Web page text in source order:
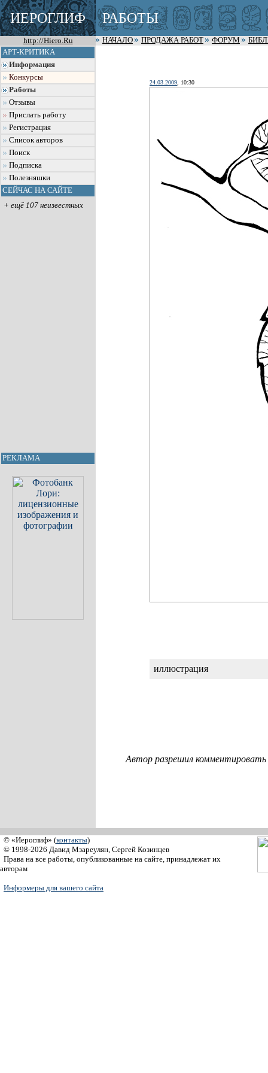
ИЕРОГЛИФ РАБОТЫ
http://Hiero.Ru НАЧАЛО ПРОДАЖА РАБОТ ФОРУМ
АРТ-КРИТИКА
Информация
Конкурсы
Работы
Отзывы
Прислать работу
Регистрация
Список авторов
Поиск
Подписка
Полезняшки
СЕЙЧАС НА САЙТЕ
+ ещё 107 неизвестных
РЕКЛАМА
24.03.2009 , 10:30
иллюстрация
Автор разрешил
© «Иероглиф» (контакты)
© 1998-2026 Давид Мзареулян, Сергей Козинцев
Права на все работы, опубликованные на сайте, принадлежат их
авторам
Информеры для вашего сайта